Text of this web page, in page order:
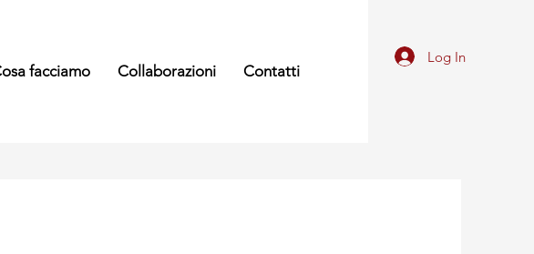
facciamo Collaborazioni Contatti
Log In